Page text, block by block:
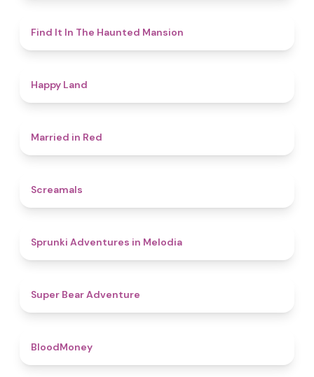
Find It In The Haunted Mansion
Happy Land
Married in Red
Screamals
Sprunki Adventures in Melodia
Super Bear Adventure
BloodMoney